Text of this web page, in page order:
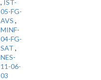
, IST-
05-FG-
AVS ,
MINF-
04-FG-
SAT ,
NES-
11-06-
03